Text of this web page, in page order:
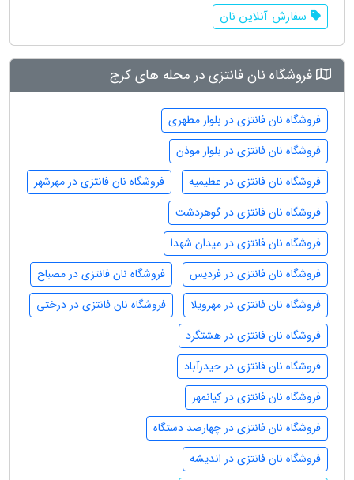
سفارش آنلاین نان
فروشگاه نان فانتزی در محله های کرج
فروشگاه نان فانتزی در بلوار مطهری
فروشگاه نان فانتزی در بلوار موذن
فروشگاه نان فانتزی در عظیمیه
فروشگاه نان فانتزی در مهرشهر
فروشگاه نان فانتزی در گوهردشت
فروشگاه نان فانتزی در میدان شهدا
فروشگاه نان فانتزی در فردیس
فروشگاه نان فانتزی در مصباح
فروشگاه نان فانتزی در مهرویلا
فروشگاه نان فانتزی در درختی
فروشگاه نان فانتزی در هشتگرد
فروشگاه نان فانتزی در حیدرآباد
فروشگاه نان فانتزی در کیانمهر
فروشگاه نان فانتزی در چهارصد دستگاه
فروشگاه نان فانتزی در اندیشه